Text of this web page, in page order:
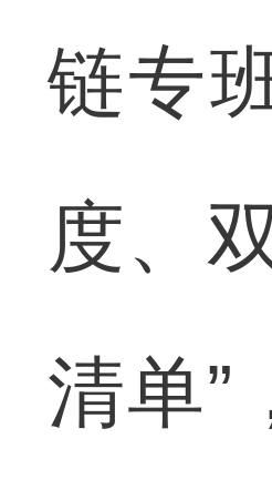
链专
度、
清单”